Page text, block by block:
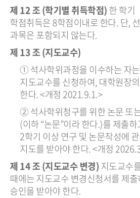
제 12 조 (학기별 취득학점)한 학기
학점취득은 8학점이내로 한다. 단,
과목은 포함되지 않는다.
제 13 조 (지도교수)
① 석사학위과정을 이수하는 자
지도교수를 신청하여, 대학원장
한다. <개정 2021.9.1.>
② 석사학위청구를 위한 논문 또
(이하 “논문”이라 한다.)를 제출
2학기 이상 연구 및 논문작성에
지도를 받아야 한다. <개정
제 14 조 (지도교수 변경)지도교수
때에는 지도교수 변경신청서를 제
승인을 받아야 한다.